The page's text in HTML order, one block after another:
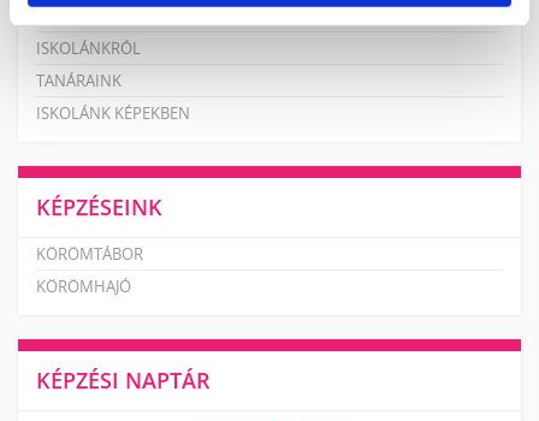
ISKOLÁNKRÓL
TANÁRAINK
ISKOLÁNK KÉPEKBEN
KÉPZÉSEINK
KÖRÖMTÁBOR
KÖRÖMHAJÓ
KÉPZÉSI NAPTÁR